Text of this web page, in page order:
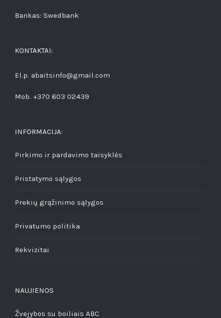
Bankas: Swedbank
KONTAKTAI:
El.p. abaitsinfo@gmail.com
Mob. +370 603 02439
INFORMACIJA:
Pirkimo ir pardavimo taisyklės
Pristatymo sąlygos
Prekių grąžinimo sąlygos
Privatumo politika
Rekvizitai
NAUJIENOS
Žvejybos su boiliais ABC